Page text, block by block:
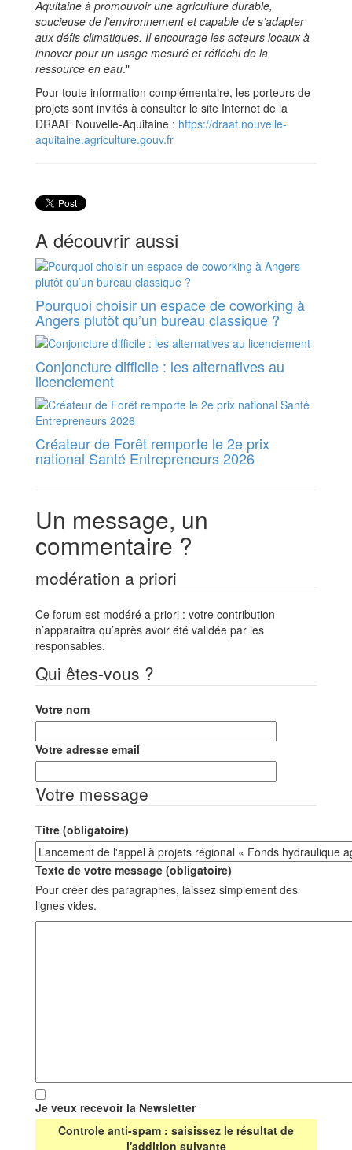
Aquitaine à promouvoir une agriculture durable,
soucieuse de l’environnement et capable de s’adapter
aux défis climatiques. Il encourage les acteurs locaux à
innover pour un usage mesuré et réfléchi de la
ressource en eau."
Pour toute information complémentaire, les porteurs de
projets sont invités à consulter le site Internet de la
DRAAF Nouvelle-Aquitaine : https://draaf.nouvelle-
aquitaine.agriculture.gouv.fr
A découvrir aussi
Pourquoi choisir un espace de coworking à
Angers plutôt qu’un bureau classique ?
Conjoncture difficile : les alternatives au
licenciement
Créateur de Forêt remporte le 2e prix
national Santé Entrepreneurs 2026
Un message, un
commentaire ?
modération a priori
Ce forum est modéré a priori : votre contribution
n’apparaîtra qu’après avoir été validée par les
responsables.
Qui êtes-vous ?
Votre nom
Votre adresse email
Votre message
Titre (obligatoire)
Texte de votre message (obligatoire)
Pour créer des paragraphes, laissez simplement des
lignes vides.
Je veux recevoir la Newsletter
Controle anti-spam : saisissez le résultat de
l'addition suivante